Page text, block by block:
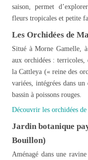
saison, permet
fleurs tropicales et petite
Les Orchidées de
Situé à Morne Gamelle,
aux orchidées : terricoles,
la Cattleya (« reine des
variées, intégrées dans
bassin à poissons rouges.
Découvrir les orchidées
Jardin botanique
Bouillon)
Aménagé dans une